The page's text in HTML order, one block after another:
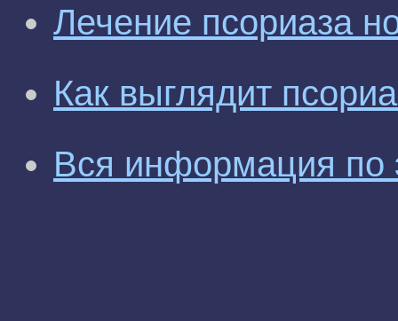
Лечение псориаза
Как выглядит
Вся информация по